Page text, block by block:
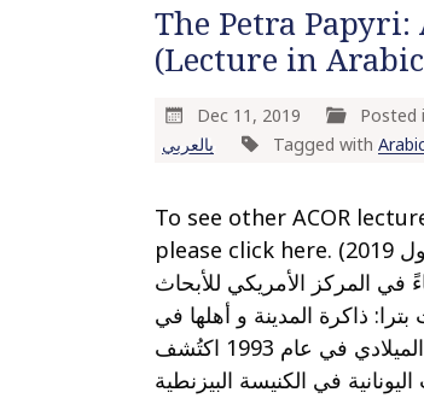
The Petra
(Lecture in
Dec 11, 2019 Posted
بالعربي
Tagged with
To see other ACOR
please click here. (يوم الثلاثاء 24 أيلول 2019
6 مساءً في المركز الأمريكي للأبحاث
ذاكرة المدينة و أهلها في
القرن السادس الميلادي في عام 1993 اكتُشف
في الكنيسة البيزنطية